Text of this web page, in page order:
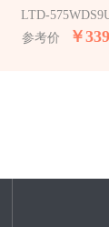
LTD-
参考价
￥